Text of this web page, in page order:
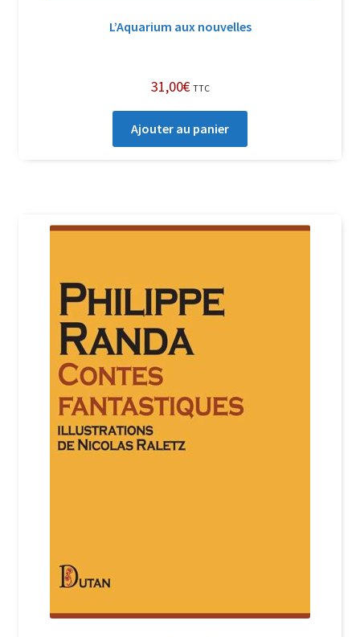
L’Aquarium aux nouvelles
31,00€ TTC
Ajouter au panier